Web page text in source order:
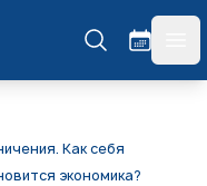
Как себя
экономика?